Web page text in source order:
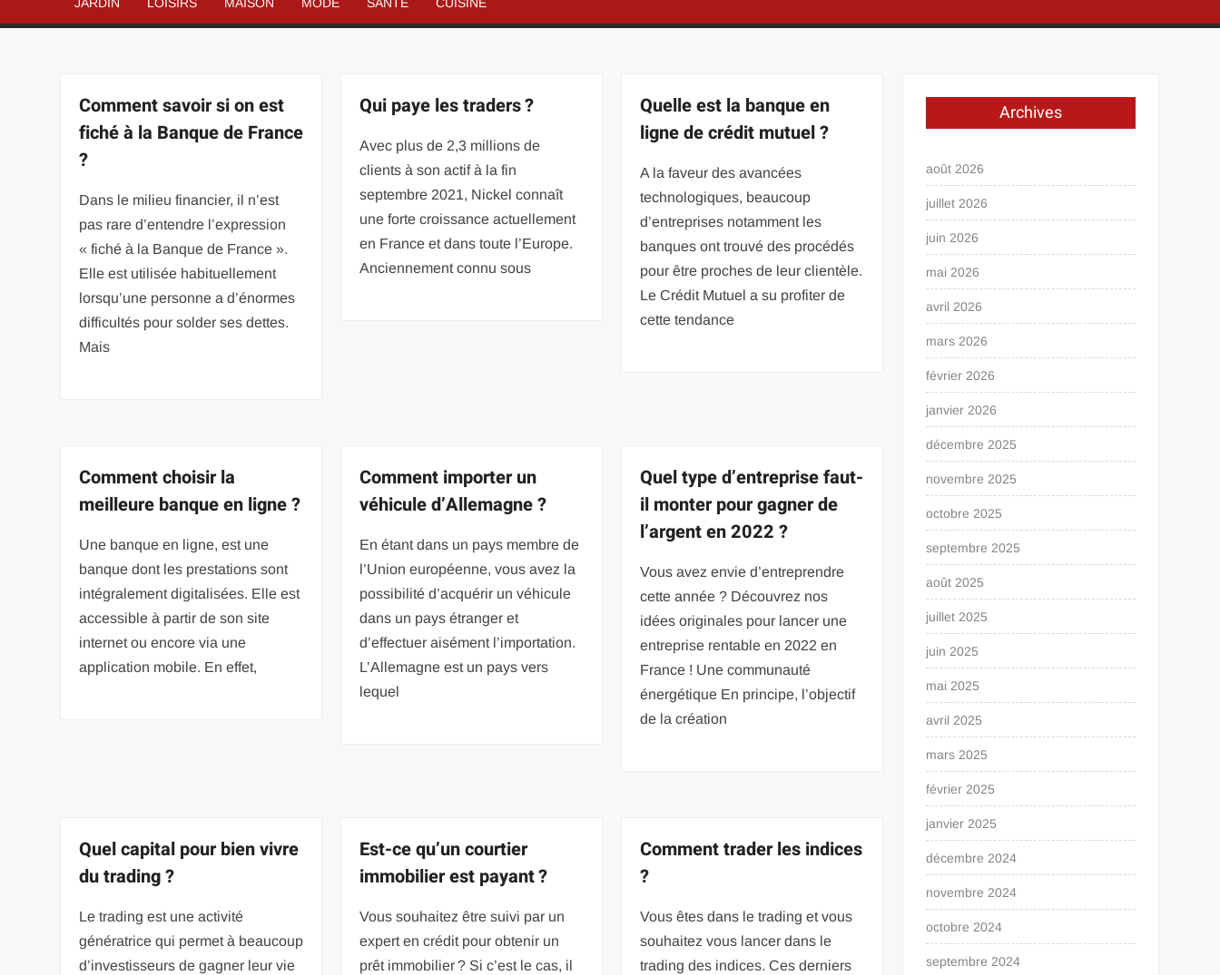
Comment savoir si on est
fiché à la Banque de France
?
Dans le milieu financier, il n’est
pas rare d’entendre l’expression
« fiché à la Banque de France ».
Elle est utilisée habituellement
lorsqu’une personne a d’énormes
difficultés pour solder ses dettes.
Mais
Qui paye les traders ?
Avec plus de 2,3 millions de
clients à son actif à la fin
septembre 2021, Nickel connaît
une forte croissance actuellement
en France et dans toute l’Europe.
Anciennement connu sous
Quelle est la banque en
ligne de crédit mutuel ?
A la faveur des avancées
technologiques, beaucoup
d’entreprises notamment les
banques ont trouvé des procédés
pour être proches de leur clientèle.
Le Crédit Mutuel a su profiter de
cette tendance
Comment choisir la
meilleure banque en ligne ?
Une banque en ligne, est une
banque dont les prestations sont
intégralement digitalisées. Elle est
accessible à partir de son site
internet ou encore via une
application mobile. En effet,
Comment importer un
véhicule d’Allemagne ?
En étant dans un pays membre de
l’Union européenne, vous avez la
possibilité d’acquérir un véhicule
dans un pays étranger et
d’effectuer aisément l’importation.
L’Allemagne est un pays vers
lequel
Quel type d’entreprise faut-
il monter pour gagner de
l’argent en 2022 ?
Vous avez envie d’entreprendre
cette année ? Découvrez nos
idées originales pour lancer une
entreprise rentable en 2022 en
France ! Une communauté
énergétique En principe, l’objectif
de la création
Quel capital pour bien vivre
du trading ?
Le trading est une activité
génératrice qui permet à beaucoup
d’investisseurs de gagner leur vie
Est-ce qu’un courtier
immobilier est payant ?
Vous souhaitez être suivi par un
expert en crédit pour obtenir un
prêt immobilier ? Si c’est le cas, il
Comment trader les indices
?
Vous êtes dans le trading et vous
souhaitez vous lancer dans le
trading des indices. Ces derniers
Archives
août 2026
juillet 2026
juin 2026
mai 2026
avril 2026
mars 2026
février 2026
janvier 2026
décembre 2025
novembre 2025
octobre 2025
septembre 2025
août 2025
juillet 2025
juin 2025
mai 2025
avril 2025
mars 2025
février 2025
janvier 2025
décembre 2024
novembre 2024
octobre 2024
septembre 2024